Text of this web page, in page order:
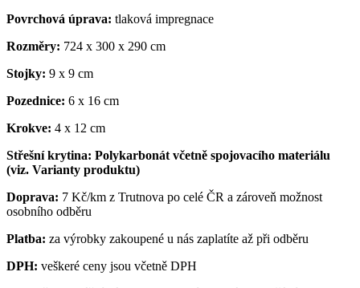
Povrchová úprava: tlaková impregnace
Rozměry: 724 x 300 x 290 cm
Stojky: 9 x 9 cm
Pozednice: 6 x 16 cm
Krokve: 4 x 12 cm
Střešní krytina: Polykarbonát včetně spojovacího materiálu
(viz. Varianty produktu)
Doprava: 7 Kč/km z Trutnova po celé ČR a zároveň možnost
osobního odběru
Platba: za výrobky zakoupené u nás zaplatíte až při odběru
DPH: veškeré ceny jsou včetně DPH